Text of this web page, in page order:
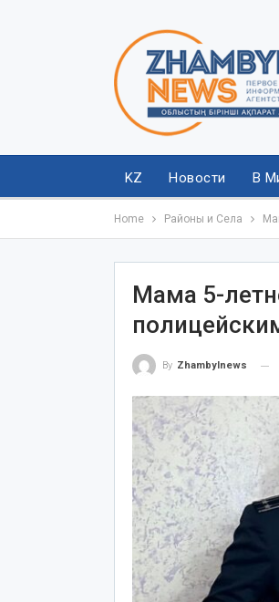
KZ Новости В
Home Районы и Села
Мама 5-
By Zhambylnews